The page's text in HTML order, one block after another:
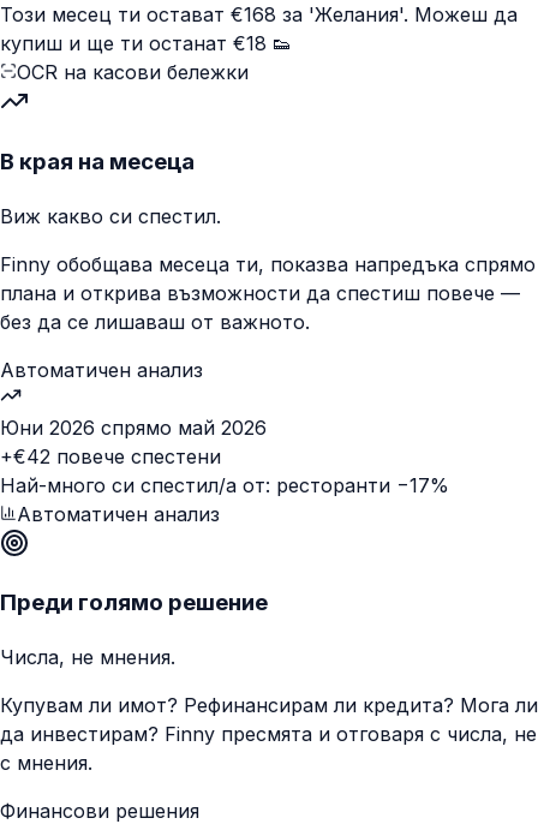
Този месец ти остават €168 за 'Желания'. Можеш да
купиш и ще ти останат €18 👟
OCR на касови бележки
В края на месеца
Виж какво си спестил.
Finny обобщава месеца ти, показва напредъка спрямо
плана и открива възможности да спестиш повече —
без да се лишаваш от важното.
Автоматичен анализ
Юни 2026 спрямо май 2026
+€42 повече спестени
Най-много си спестил/а от: ресторанти −17%
Автоматичен анализ
Преди голямо решение
Числа, не мнения.
Купувам ли имот? Рефинансирам ли кредита? Мога ли
да инвестирам? Finny пресмята и отговаря с числа, не
с мнения.
Финансови решения